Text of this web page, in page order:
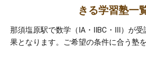
きる学習塾一
那須塩原駅で数学（ⅠA・ⅡBC・Ⅲ）が
果となります。ご希望の条件に合う塾